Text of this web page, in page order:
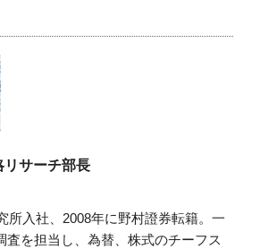
リサーチ部長
所入社、2008年に野村證券転籍。一
査を担当し、為替、株式のチーフス